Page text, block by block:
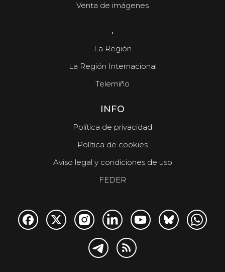
Venta de imágenes
.
La Región
La Región Internacional
Telemiño
INFO
Política de privacidad
Política de cookies
Aviso legal y condiciones de uso
FEDER